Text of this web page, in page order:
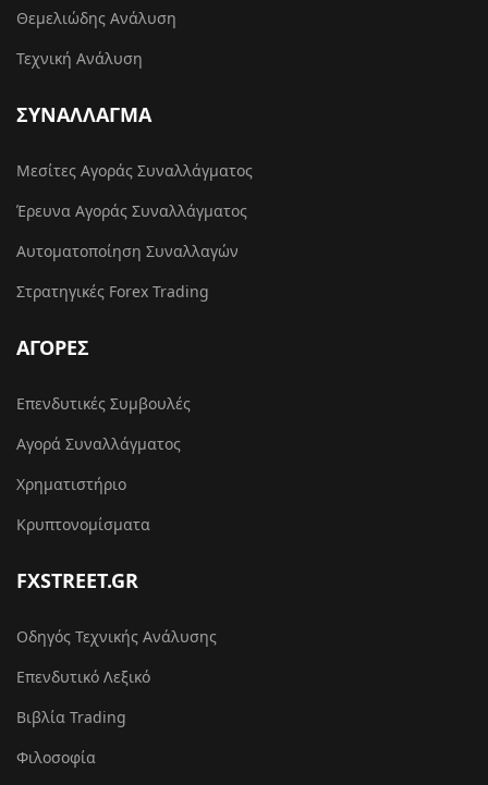
Θεμελιώδης Ανάλυση
Τεχνική Ανάλυση
ΣΥΝΑΛΛΑΓΜΑ
Μεσίτες Αγοράς Συναλλάγματος
Έρευνα Αγοράς Συναλλάγματος
Αυτοματοποίηση Συναλλαγών
Στρατηγικές Forex Trading
ΑΓΟΡΕΣ
Επενδυτικές Συμβουλές
Αγορά Συναλλάγματος
Χρηματιστήριο
Κρυπτονομίσματα
FXSTREET.GR
Οδηγός Τεχνικής Ανάλυσης
Επενδυτικό Λεξικό
Βιβλία Trading
Φιλοσοφία